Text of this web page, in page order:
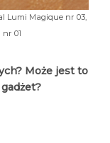
Lumi Magique nr 03,
01
Może jest to